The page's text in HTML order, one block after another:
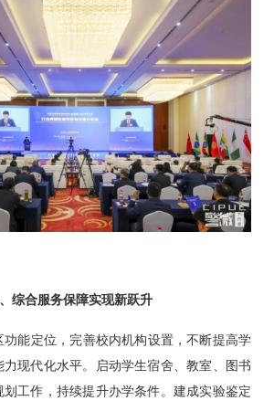
综合服务保障实现新跃升
功能定位，完善校内机构设置，不断提高学
现代化水平。启动学生宿舍、教室、图书
工作，持续提升办学条件。建成实验鉴定